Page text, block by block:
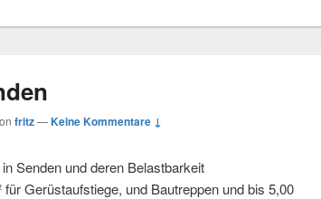
fritz—Keine Kommentare ↓
Senden und deren Belastbarkeit
Gerüstaufstiege, und Bautreppen und bis 5,00